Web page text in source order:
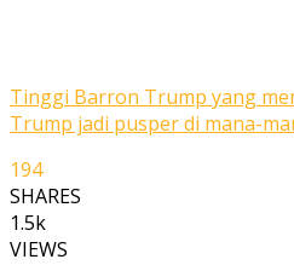
Tinggi Barron Trump yang
Trump jadi pusper di mana-
194
SHARES
1.5k
VIEWS